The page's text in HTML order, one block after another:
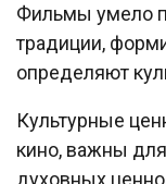
Фильмы умело
традиции,
определяют
Культурные
кино, важны
духовных